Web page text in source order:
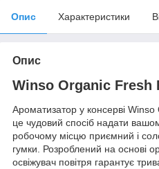
Опис Характеристики
Опис
Winso Organic Fresh
Ароматизатор у консерві
це чудовий спосіб надати
робочому місцю приємний і
гумки. Розроблений на основі
освіжувач повітря гарантує